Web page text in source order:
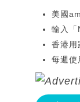
美國
輸入
香港用
每週使